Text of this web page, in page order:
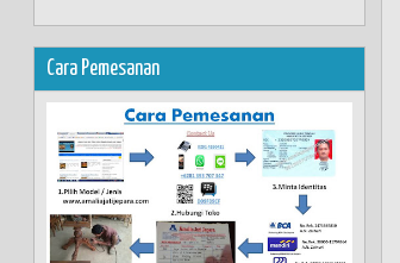
Cara Pemesanan